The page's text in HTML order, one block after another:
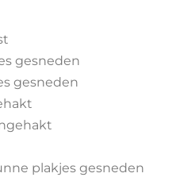
gesneden
gesneden
plakjes gesneden